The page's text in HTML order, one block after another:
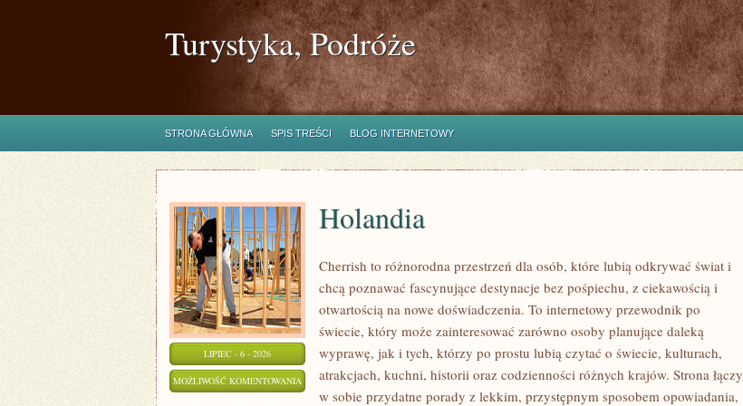
Turystyka, Podróże
STRONA GŁÓWNA SPIS TREŚCI BLOG INTERNETOWY
LIPIEC - 6 - 2026
MOŻLIWOŚĆ KOMENTOWANIA HOLANDIA
Holandia
Cherrish to różnorodna przestrzeń dla osób, które lubią odkrywać świat i
chcą poznawać fascynujące destynacje bez pośpiechu, z ciekawością i
otwartością na nowe doświadczenia. To internetowy przewodnik po
świecie, który może zainteresować zarówno osoby planujące daleką
wyprawę, jak i tych, którzy po prostu lubią czytać o świecie, kulturach,
atrakcjach, kuchni, historii oraz codzienności różnych krajów. Strona łączy
w sobie przydatne porady z lekkim, przystępnym sposobem opowiadania,